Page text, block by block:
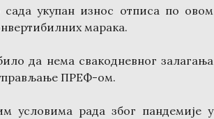
укупан износ отписа по овом
марака.
да нема свакодневног залагања
ПРЕФ-ом.
условима рада због пандемије у